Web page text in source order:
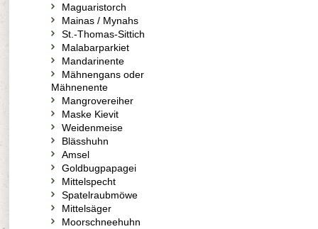
Maguaristorch
Mainas / Mynahs
St.-Thomas-Sittich
Malabarparkiet
Mandarinente
Mähnengans oder
Mähnenente
Mangrovereiher
Maske Kievit
Weidenmeise
Blässhuhn
Amsel
Goldbugpapagei
Mittelspecht
Spatelraubmöwe
Mittelsäger
Moorschneehuhn